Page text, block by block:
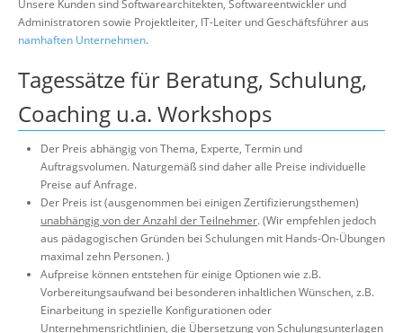
Über uns
Suche
Unsere Kunden sind Softwarearchitekten, Softwareentwickler und
Administratoren sowie Projektleiter, IT-Leiter und Geschäftsführer aus
namhaften Unternehmen.
Tagessätze für Beratung, Schulung,
Coaching u.a. Workshops
Der Preis abhängig von Thema, Experte, Termin und
Auftragsvolumen. Naturgemäß sind daher alle Preise individuelle
Preise auf Anfrage.
Der Preis ist (ausgenommen bei einigen Zertifizierungsthemen)
unabhängig von der Anzahl der Teilnehmer. (Wir empfehlen jedoch
aus pädagogischen Gründen bei Schulungen mit Hands-On-Übungen
maximal zehn Personen. )
Aufpreise können entstehen für einige Optionen wie z.B.
Vorbereitungsaufwand bei besonderen inhaltlichen Wünschen, z.B.
Einarbeitung in spezielle Konfigurationen oder
Unternehmensrichtlinien, die Übersetzung von Schulungsunterlagen